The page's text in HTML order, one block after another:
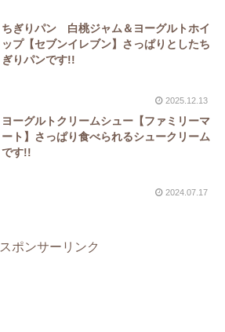
ちぎりパン 白桃ジャム＆ヨーグルトホイ
ップ【セブンイレブン】さっぱりとしたち
ぎりパンです!!
2025.12.13
ヨーグルトクリームシュー【ファミリーマ
ート】さっぱり食べられるシュークリーム
です!!
2024.07.17
スポンサーリンク